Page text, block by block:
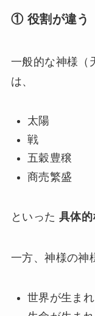
① 役割が違う
一般的な神様（
は、
太陽
戦
五穀豊穣
商売繁盛
といった 具体
一方、神様の神
世界が生ま